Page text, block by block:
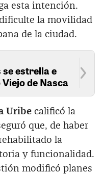
esta intención.
la movilidad
de la ciudad.
estrella e
de Nasca
Uribe calificó la
que, de haber
la
y funcionalidad.
modificó planes